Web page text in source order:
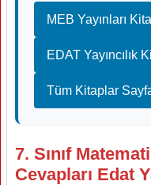
MEB Yayınları
EDAT Yayıncılık
Tüm Kitaplar
7. Sınıf
Cevapları Edat